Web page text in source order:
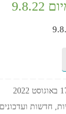
2022
חדשות ועדכונים